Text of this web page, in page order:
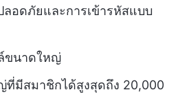
ลอดภัยและการเข้ารหัสแบบ
ขนาดใหญ่
มีสมาชิกได้สูงสุดถึง 20,000